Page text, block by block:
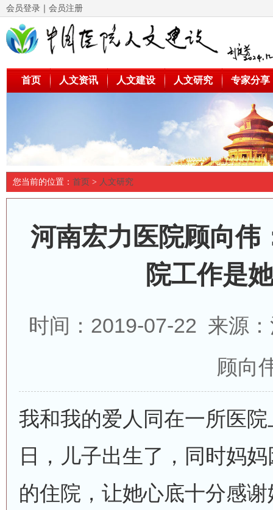
会员登录 ｜ 会员注册
首页 人文资讯 人文建设 人文研究 专家分享
您当前的位置： 首页 > 人文研究
河南宏力医院顾向伟
院工作是
时间：2019-07-22 来源
顾向
我和我的爱人同在一所医
日，儿子出生了，同时妈
的住院，让她心底十分感